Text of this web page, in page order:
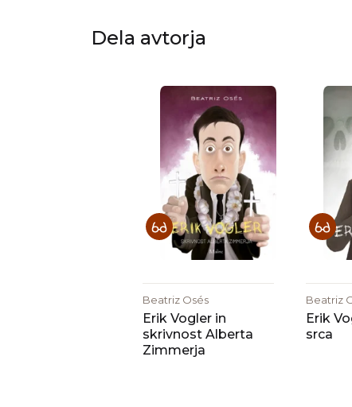
Dela avtorja
Beatriz Osés
Erik Vogler in
skrivnost Alberta
Zimmerja
Beatriz
Erik
srca